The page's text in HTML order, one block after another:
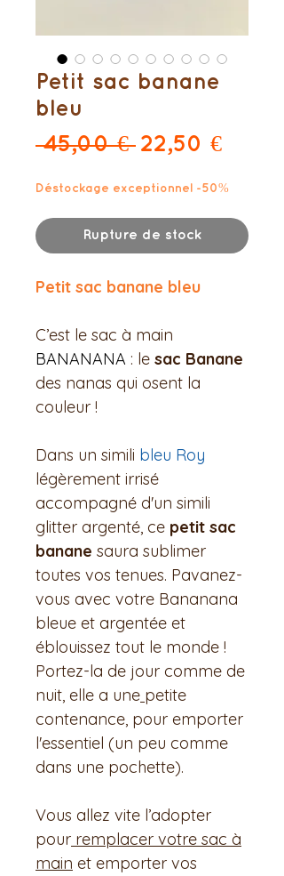
Petit sac banane
bleu
45,00 € Prix
22,50 €Prix
Déstockage exceptionnel -50%
Rupture de stock
Petit sac banane bleu
C’est le sac à main
BANANANA : le sac Banane
des nanas qui osent la
couleur !
Dans un simili bleu Roy
légèrement irrisé
accompagné d'un simili
glitter argenté, ce petit sac
banane saura sublimer
toutes vos tenues. Pavanez-
vous avec votre Bananana
bleue et argentée et
éblouissez tout le monde !
Portez-la de jour comme de
nuit, elle a une petite
contenance, pour emporter
l'essentiel (un peu comme
dans une pochette).
Vous allez vite l’adopter
pour remplacer votre sac à
main et emporter vos